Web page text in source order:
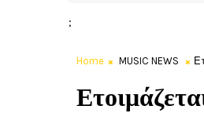
;
Home MUSIC NEWS